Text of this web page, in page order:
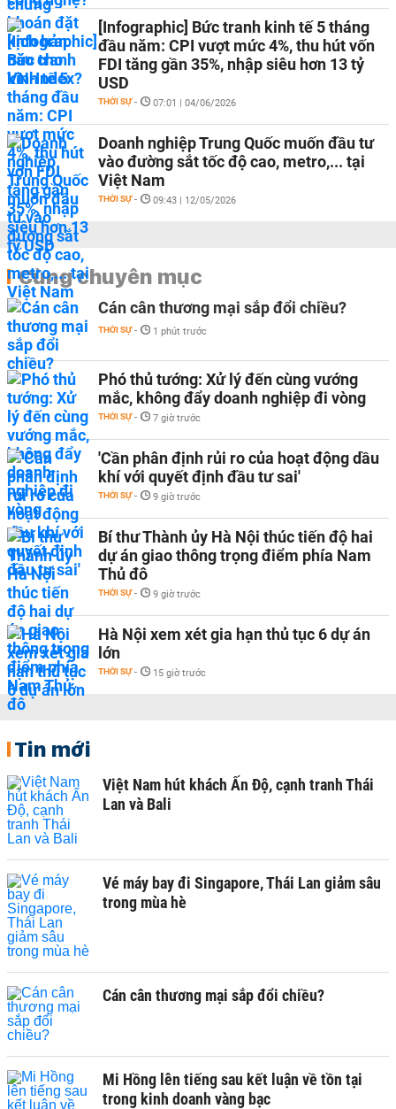
[Infographic] Bức tranh kinh tế 5 tháng
đầu năm: CPI vượt mức 4%, thu hút vốn
FDI tăng gần 35%, nhập siêu hơn 13 tỷ
USD
THỜI SỰ - 07:01 | 04/06/2026
Doanh nghiệp Trung Quốc muốn đầu tư
vào đường sắt tốc độ cao, metro,... tại
Việt Nam
THỜI SỰ - 09:43 | 12/05/2026
Cùng chuyên mục
Cán cân thương mại sắp đổi chiều?
THỜI SỰ - 1 phút trước
Phó thủ tướng: Xử lý đến cùng vướng
mắc, không đẩy doanh nghiệp đi vòng
THỜI SỰ - 7 giờ trước
'Cần phân định rủi ro của hoạt động dầu
khí với quyết định đầu tư sai'
THỜI SỰ - 9 giờ trước
Bí thư Thành ủy Hà Nội thúc tiến độ hai
dự án giao thông trọng điểm phía Nam
Thủ đô
THỜI SỰ - 9 giờ trước
Hà Nội xem xét gia hạn thủ tục 6 dự án
lớn
THỜI SỰ - 15 giờ trước
Tin mới
Việt Nam hút khách Ấn Độ, cạnh tranh Thái
Lan và Bali
Vé máy bay đi Singapore, Thái Lan giảm sâu
trong mùa hè
Cán cân thương mại sắp đổi chiều?
Mi Hồng lên tiếng sau kết luận về tồn tại
trong kinh doanh vàng bạc